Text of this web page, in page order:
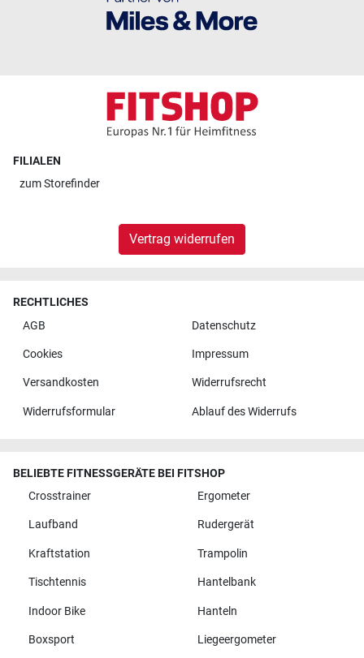
FILIALEN
zumStorefinder
Vertrag widerrufen
RECHTLICHES
AGB
Datenschutz
Cookies Impressum
Versandkosten Widerrufsrecht
Widerrufsformular Ablauf des Widerrufs
BELIEBTE FITNESSGERÄTE BEI FITSHOP
Crosstrainer
Ergometer
Laufband Rudergerät
Kraftstation Trampolin
Tischtennis Hantelbank
Indoor Bike Hanteln
Boxsport Liegeergometer